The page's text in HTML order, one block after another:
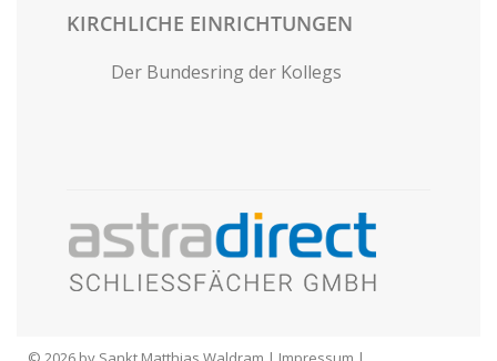
KIRCHLICHE EINRICHTUNGEN
Der Bundesring der Kollegs